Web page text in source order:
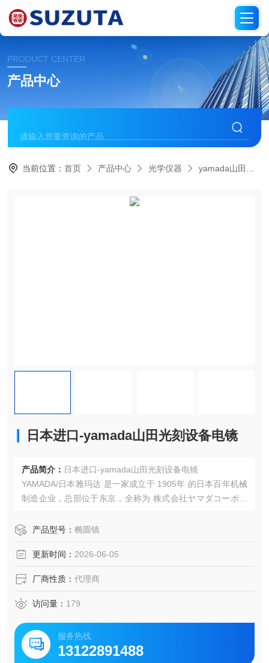
PRODUCT CENTER
产品中心
当前位置：首页 产品中心 光学仪器 yamada山田
日本进口-yamada山田光刻设备电镜
产品简介： 日本进口-yamada山田光刻设备电镜
YAMADA/日本雅玛达‌ 是一家成立于 ‌1905年‌ 的日本百年机械
制造企业，总部位于东京，全称为 ‌株式会社ヤマダコーポレ
备领域的靠前制造商之一。
产品型号： 椭圆镜
更新时间： 2026-06-05
厂商性质： 代理商
访问量： 179
服务热线
13122891488